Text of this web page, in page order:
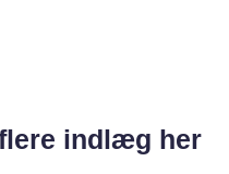
indlæg her